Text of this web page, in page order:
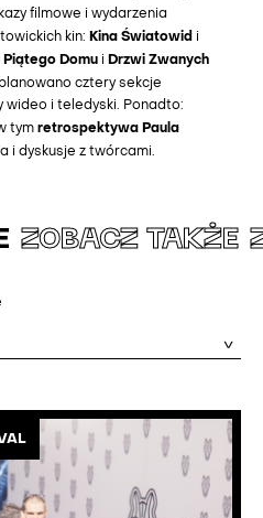
filmowe i wydarzenia
kin: Kina Światowid
Piątego Domu
Drzwi Zwanych
cztery sekcje
wideo i teledyski. Ponadto:
tym retrospektywa Paula
i dyskusje z twórcami.
ZOBACZ TAKŻE